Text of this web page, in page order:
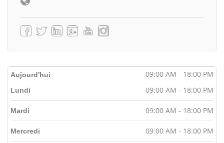
Aujourd'hui 09:00 AM - 18:00 PM
Lundi 09:00 AM - 18:00 PM
Mardi 09:00 AM - 18:00 PM
Mercredi 09:00 AM - 18:00 PM